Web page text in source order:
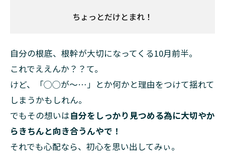
ちょっとだけとまれ！
自分の根底、根幹が大切になってくる10月前半。
これでええんか？？て。
けど、「◯◯が〜…」とか何かと理由をつけて揺れて
しまうかもしれん。
でもその想いは自分をしっかり見つめる為に大切やか
らきちんと向き合うんやで！
それでも心配なら、初心を思い出してみぃ。